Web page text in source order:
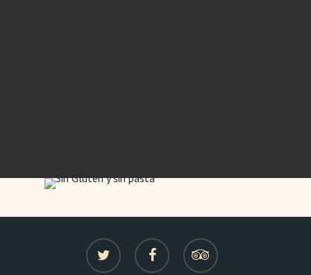
twitter facebook tripadvisor